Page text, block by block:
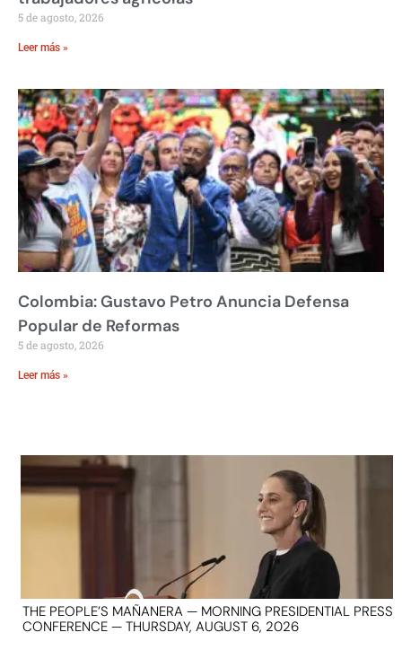
5 de agosto, 2026
Leer más »
Colombia: Gustavo Petro Anuncia Defensa
Popular de Reformas
5 de agosto, 2026
Leer más »
THE PEOPLE’S MAÑANERA — MORNING PRESIDENTIAL PRESS
CONFERENCE — THURSDAY, AUGUST 6, 2026